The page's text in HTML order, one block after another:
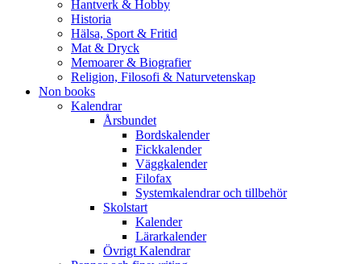
Hantverk & Hobby
Historia
Hälsa, Sport & Fritid
Mat & Dryck
Memoarer & Biografier
Religion, Filosofi & Naturvetenskap
Non books
Kalendrar
Årsbundet
Bordskalender
Fickkalender
Väggkalender
Filofax
Systemkalendrar och tillbehör
Skolstart
Kalender
Lärarkalender
Övrigt Kalendrar